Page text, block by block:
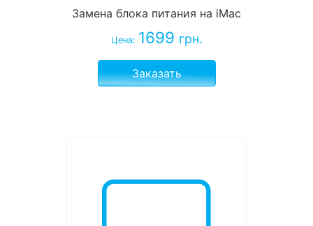
Замена блока питания на iMac
Цена: 1699 грн.
Заказать